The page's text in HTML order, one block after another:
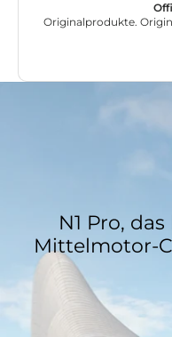
Originalprodukte.
N1 Pro,
Mittelmotor-